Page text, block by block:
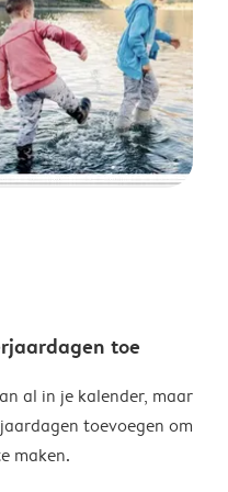
toe
al in je kalender, maar
toevoegen om
maken.